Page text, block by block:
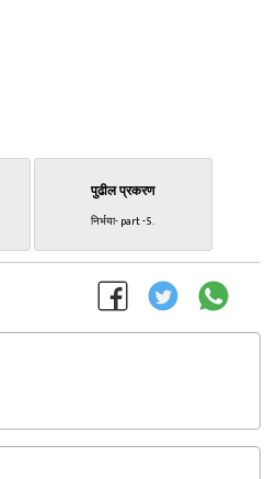
पुढील प्रकरण
निर्भया- part -5.